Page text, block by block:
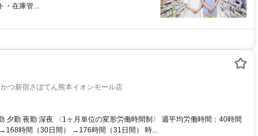
・在庫管...
つ新宿さぼてん熊本イオンモール店
夕勤 夜勤 深夜 〈1ヶ月単位の変形労働時間制〉 週平均労働時間：40時間
時間（30日間） →176時間（31日間） 時...